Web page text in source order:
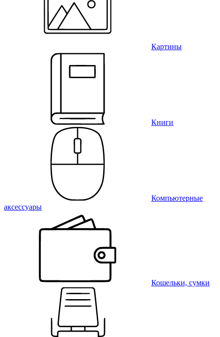
Картины
Книги
Компьютерные
аксессуары
Кошельки, сумки